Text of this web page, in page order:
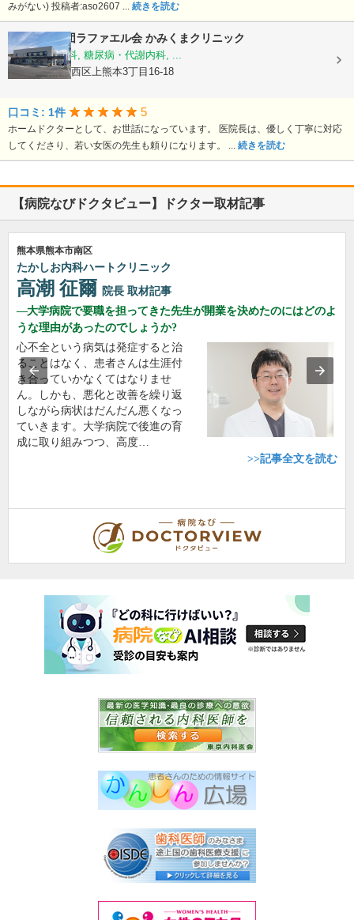
みがない) 投稿者:aso2607 ... 続きを読む
医療法人社団ラファエル会 かみくまクリニック
整形外科, 内科, 糖尿病・代謝内科, ...
熊本県熊本市西区上熊本3丁目16-18
口コミ: 1件 5
ホームドクターとして、お世話になっています。 医院長は、優しく丁寧に対応
してくださり、若い女医の先生も頼りになります。 ... 続きを読む
【病院なびドクタビュー】ドクター取材記事
熊本県熊本市南区
たかしお内科ハートクリニック
高潮 征爾 院長 取材記事
大学病院で要職を担ってきた先生が開業を決めたのにはどのよ
うな理由があったのでしょうか?
心不全という病気は発症すると治
ることはなく、患者さんは生涯付
き合っていかなくてはなりませ
ん。しかも、悪化と改善を繰り返
しながら病状はだんだん悪くなっ
ていきます。大学病院で後進の育
成に取り組みつつ、高度…
>>記事全文を読む